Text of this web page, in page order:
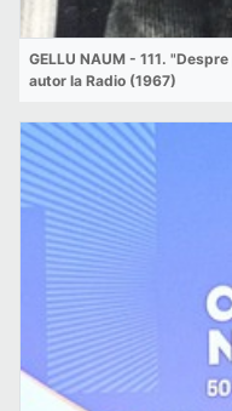
GELLU NAUM - 111.
autor la Radio (1967)